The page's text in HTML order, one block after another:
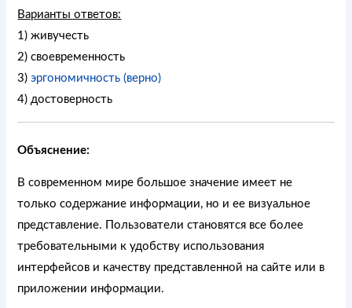
Варианты ответов:
1) живучесть
2) своевременность
3)эргономичность (верно)
4) достоверность
Объяснение:
В современном мире большое значение имеет не
только содержание информации, но и ее визуальное
представление. Пользователи становятся все более
требовательными к удобству использования
интерфейсов и качеству представленной на сайте или в
приложении информации.